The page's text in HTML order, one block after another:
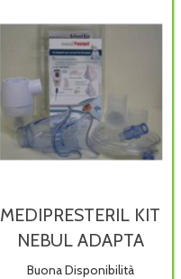
MEDIPRESTERIL KIT
NEBUL ADAPTA
Buona Disponibilità